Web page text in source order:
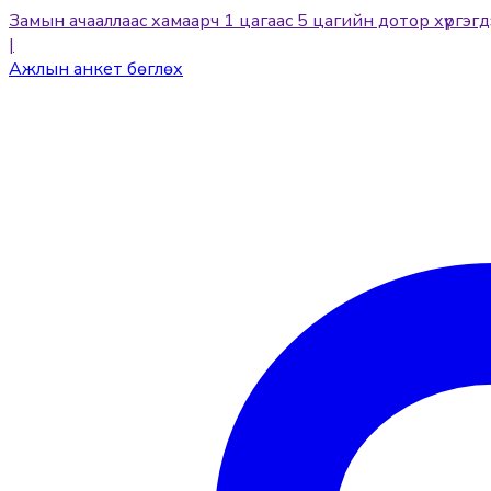
Замын ачааллаас хамаарч 1 цагаас 5 цагийн дотор
|
Ажлын анкет бөглөх